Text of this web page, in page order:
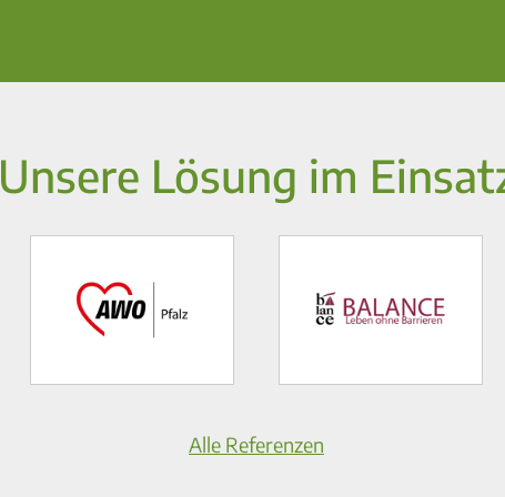
Unsere Lösung im
Alle Referenzen